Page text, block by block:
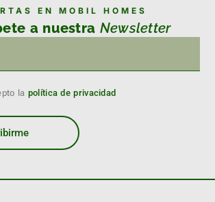
EN MOBIL HOMES
a nuestra Newsletter
la política de privacidad